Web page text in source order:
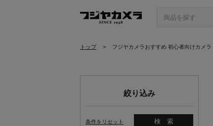
トップ > フジヤカメラおすすめ 初心者向けカメラ
絞り込み
条件をリセット 検索